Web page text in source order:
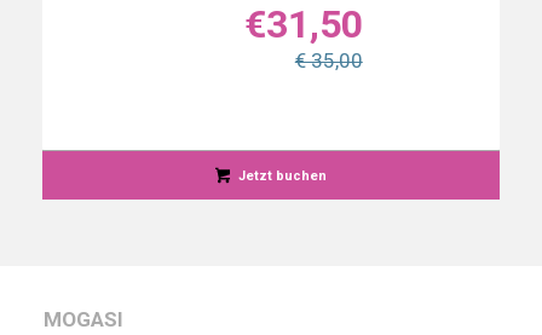
€31,50
€ 35,00
Jetzt buchen
MOGASI